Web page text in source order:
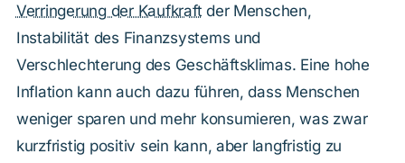
Verringerung der Kaufkraftder Menschen,
Instabilität des Finanzsystems und
Verschlechterung des Geschäftsklimas. Eine hohe
Inflation kann auch dazu führen, dass Menschen
weniger sparen und mehr konsumieren, was zwar
kurzfristig positiv sein kann, aber langfristig zu